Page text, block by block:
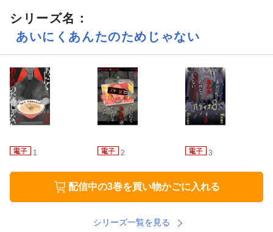
シリーズ名：
あいにくあんたのためじゃない
1 2 3
配信中の3巻を買い物かごに入れる
シリーズ一覧を見る